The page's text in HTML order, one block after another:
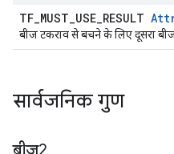
TF_MUST_USE_RESULT
बीज टकराव से बचने के लिए दूसरा
सार्वजनिक गुण